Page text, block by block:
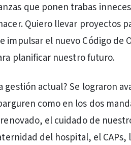
que ponen trabas
Quiero llevar proyectos
impulsar el nuevo Código de
planificar nuestro futuro.
gestión actual? Se lograron
como en los dos
el cuidado de
del hospital, el CAPs,